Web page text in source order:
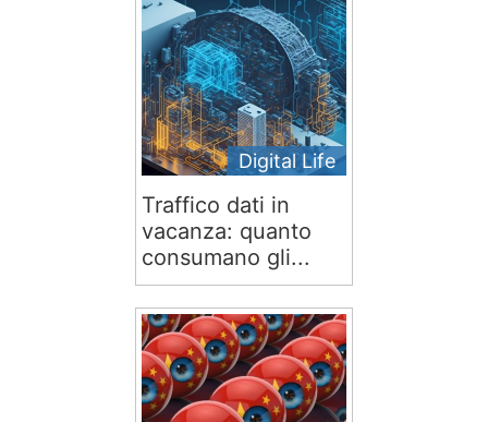
Digital Life
Traffico dati in
vacanza: quanto
consumano gli...